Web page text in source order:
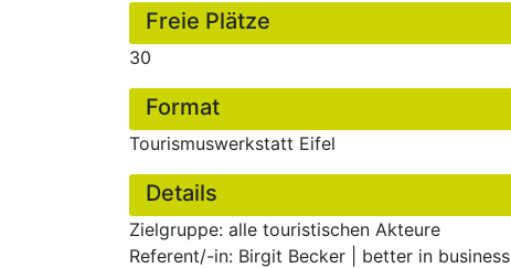
Freie Plätze
30
Format
Tourismuswerkstatt Eifel
Details
Zielgruppe: alle touristischen Akteure
Referent/-in: Birgit Becker | better in business